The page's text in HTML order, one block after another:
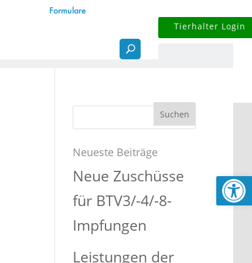
Formulare
Tierhalter Login
Suchen
nach:
Neueste Beiträge
Neue Zuschüsse
für BTV3/-4/-8-
Impfungen
Leistungen der